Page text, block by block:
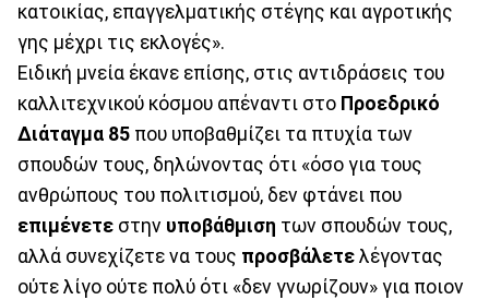
κατοικίας, επαγγελματικής στέγης και αγροτικής
γης μέχρι τις εκλογές».
Ειδική μνεία έκανε επίσης, στις αντιδράσεις του
καλλιτεχνικού κόσμου απέναντι στο Προεδρικό
Διάταγμα 85 που υποβαθμίζει τα πτυχία των
σπουδών τους, δηλώνοντας ότι «όσο για τους
ανθρώπους του πολιτισμού, δεν φτάνει που
επιμένετε στην υποβάθμιση των σπουδών τους,
αλλά συνεχίζετε να τους προσβάλετε λέγοντας
ούτε λίγο ούτε πολύ ότι «δεν γνωρίζουν» για ποιον